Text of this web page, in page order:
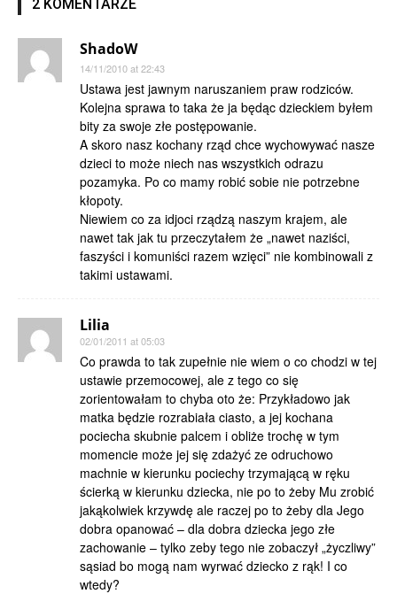
2 KOMENTARZE
ShadoW
14/11/2010 at 22:43
Ustawa jest jawnym naruszaniem praw rodziców.
Kolejna sprawa to taka że ja będąc dzieckiem byłem
bity za swoje złe postępowanie.
A skoro nasz kochany rząd chce wychowywać nasze
dzieci to może niech nas wszystkich odrazu
pozamyka. Po co mamy robić sobie nie potrzebne
kłopoty.
Niewiem co za idjoci rządzą naszym krajem, ale
nawet tak jak tu przeczytałem że „nawet naziści,
faszyści i komuniści razem wzięci” nie kombinowali z
takimi ustawami.
Lilia
02/01/2011 at 05:03
Co prawda to tak zupełnie nie wiem o co chodzi w tej
ustawie przemocowej, ale z tego co się
zorientowałam to chyba oto że: Przykładowo jak
matka będzie rozrabiała ciasto, a jej kochana
pociecha skubnie palcem i obliże trochę w tym
momencie może jej się zdażyć ze odruchowo
machnie w kierunku pociechy trzymającą w ręku
ścierką w kierunku dziecka, nie po to żeby Mu zrobić
jakąkolwiek krzywdę ale raczej po to żeby dla Jego
dobra opanować – dla dobra dziecka jego złe
zachowanie – tylko zeby tego nie zobaczył „życzliwy”
sąsiad bo mogą nam wyrwać dziecko z rąk! I co
wtedy?